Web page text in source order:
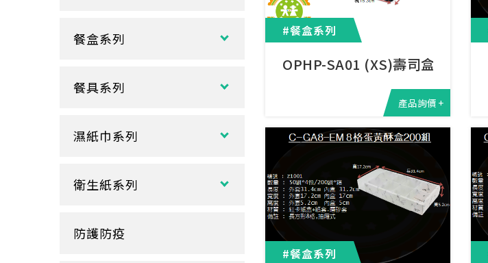
#餐盒系列
OPHP-SA01 (XS)壽司盒500
產品詢價 +
#餐盒系列
冰淇淋杯
捲口杯
玻璃
扁碗系列
湯杯蓋
餐盒系列
日式餐盒
點心盒
塑膠餐盒
餐具系列
刀、叉、匙
牙籤
濕紙巾系列
圓濕巾
衛生紙系列
盒裝面紙、補充包
防護防疫